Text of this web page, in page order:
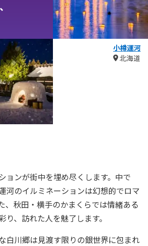
小樽運河
北海道
ョンが街中を埋め尽くします。中で
河のイルミネーションは幻想的でロマ
、秋田・横手のかまくらでは情緒ある
り、訪れた人を魅了します。
白川郷は見渡す限りの銀世界に包まれ